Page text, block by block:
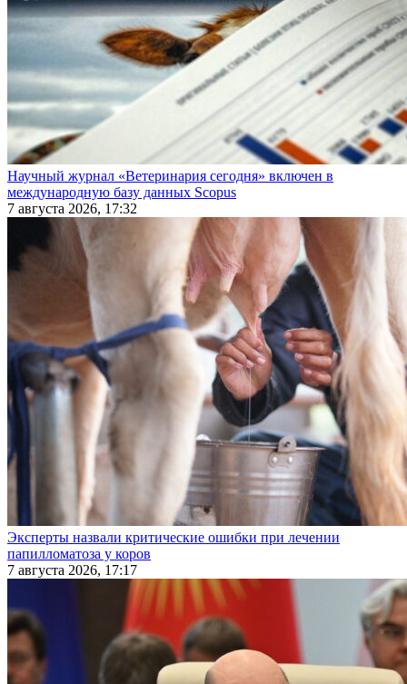
Научный журнал «Ветеринария сегодня» включен в
международную базу данных Scopus
7 августа 2026, 17:32
Эксперты назвали критические ошибки при лечении
папилломатоза у коров
7 августа 2026, 17:17